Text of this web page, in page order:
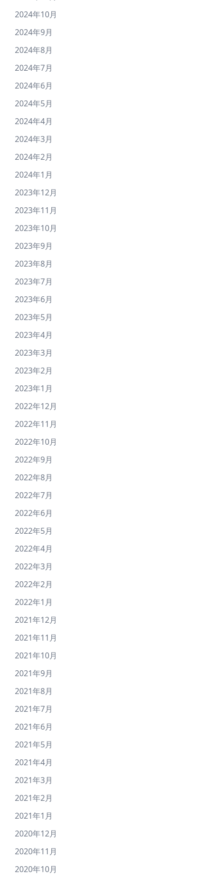
2024年10月
2024年9月
2024年8月
2024年7月
2024年6月
2024年5月
2024年4月
2024年3月
2024年2月
2024年1月
2023年12月
2023年11月
2023年10月
2023年9月
2023年8月
2023年7月
2023年6月
2023年5月
2023年4月
2023年3月
2023年2月
2023年1月
2022年12月
2022年11月
2022年10月
2022年9月
2022年8月
2022年7月
2022年6月
2022年5月
2022年4月
2022年3月
2022年2月
2022年1月
2021年12月
2021年11月
2021年10月
2021年9月
2021年8月
2021年7月
2021年6月
2021年5月
2021年4月
2021年3月
2021年2月
2021年1月
2020年12月
2020年11月
2020年10月